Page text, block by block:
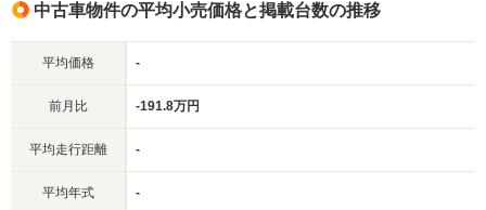
中古車物件の平均小売価格と掲載台数の推移
平均価格 -
前月比 -191.8万円
平均走行距離 -
平均年式 -